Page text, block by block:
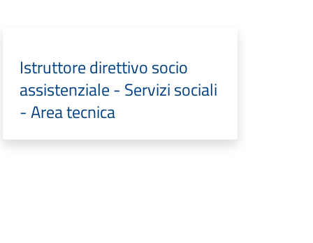
Istruttore direttivo socio
assistenziale - Servizi sociali
- Area tecnica